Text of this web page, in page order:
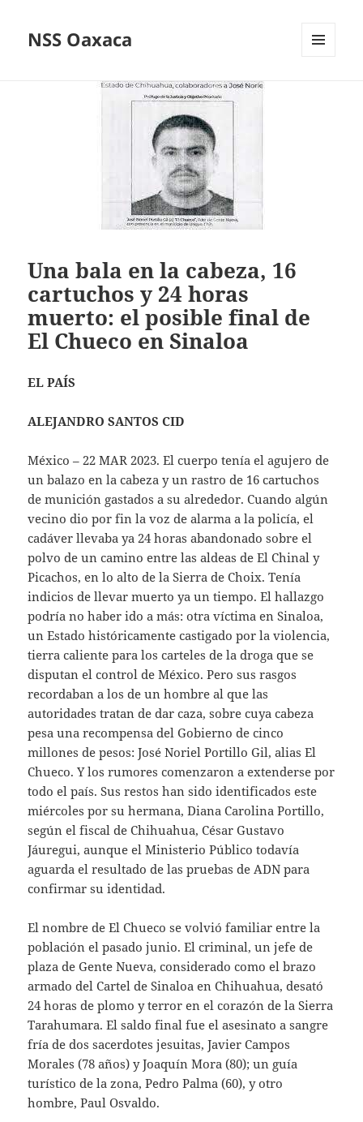
NSS Oaxaca
Una bala en la cabeza, 16
cartuchos y 24 horas
muerto: el posible final de
El Chueco en Sinaloa
EL PAÍS
ALEJANDRO SANTOS CID
México – 22 MAR 2023. El cuerpo tenía el agujero de
un balazo en la cabeza y un rastro de 16 cartuchos
de munición gastados a su alrededor. Cuando algún
vecino dio por fin la voz de alarma a la policía, el
cadáver llevaba ya 24 horas abandonado sobre el
polvo de un camino entre las aldeas de El Chinal y
Picachos, en lo alto de la Sierra de Choix. Tenía
indicios de llevar muerto ya un tiempo. El hallazgo
podría no haber ido a más: otra víctima en Sinaloa,
un Estado históricamente castigado por la violencia,
tierra caliente para los carteles de la droga que se
disputan el control de México. Pero sus rasgos
recordaban a los de un hombre al que las
autoridades tratan de dar caza, sobre cuya cabeza
pesa una recompensa del Gobierno de cinco
millones de pesos: José Noriel Portillo Gil, alias El
Chueco. Y los rumores comenzaron a extenderse por
todo el país. Sus restos han sido identificados este
miércoles por su hermana, Diana Carolina Portillo,
según el fiscal de Chihuahua, César Gustavo
Jáuregui, aunque el Ministerio Público todavía
aguarda el resultado de las pruebas de ADN para
confirmar su identidad.
El nombre de El Chueco se volvió familiar entre la
población el pasado junio. El criminal, un jefe de
plaza de Gente Nueva, considerado como el brazo
armado del Cartel de Sinaloa en Chihuahua, desató
24 horas de plomo y terror en el corazón de la Sierra
Tarahumara. El saldo final fue el asesinato a sangre
fría de dos sacerdotes jesuitas, Javier Campos
Morales (78 años) y Joaquín Mora (80); un guía
turístico de la zona, Pedro Palma (60), y otro
hombre, Paul Osvaldo.